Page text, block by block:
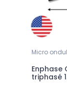
Micro
Enphase
triphasé